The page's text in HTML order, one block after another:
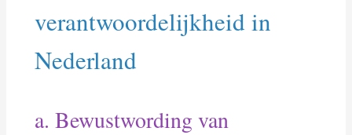
verantwoordelijkheid in
Nederland
a. Bewustwording van